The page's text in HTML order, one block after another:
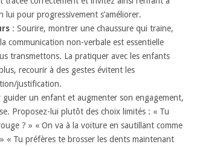
pour progressivement s’améliorer.
: Sourire, montrer une chaussure qui traine,
la communication non-verbale est essentielle
transmettons. La pratiquer avec les enfants
recourir à des gestes évitent les
justification.
un enfant et augmenter son engagement,
Proposez-lui plutôt des choix limités : « Tu
? » « On va à la voiture en sautillant comme
« Tu préfères te brosser les dents maintenant